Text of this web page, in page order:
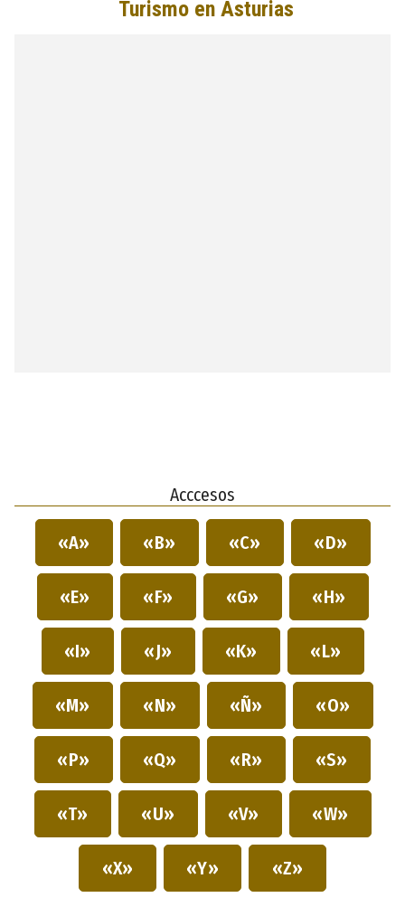
Acccesos
«A» «B» «C» «D»
«E» «F» «G» «H»
«I» «J» «K» «L»
«M» «N» «Ñ» «O»
«P» «Q» «R» «S»
«T» «U» «V» «W»
«X» «Y» «Z»